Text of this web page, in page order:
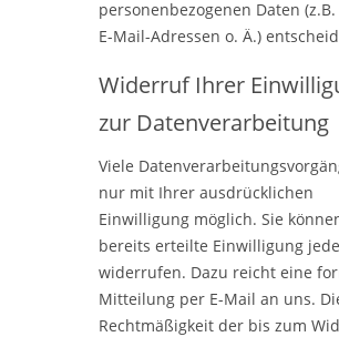
personenbezogenen Daten
E-Mail-Adressen o. Ä.)
Widerruf Ihrer
zur Datenverarbeitung
Viele
nur mit Ihrer ausdrücklichen
Einwilligung möglich. Sie
bereits erteilte Einwilligung
widerrufen. Dazu reicht eine
Mitteilung per E-Mail an uns.
Rechtmäßigkeit der bis zum